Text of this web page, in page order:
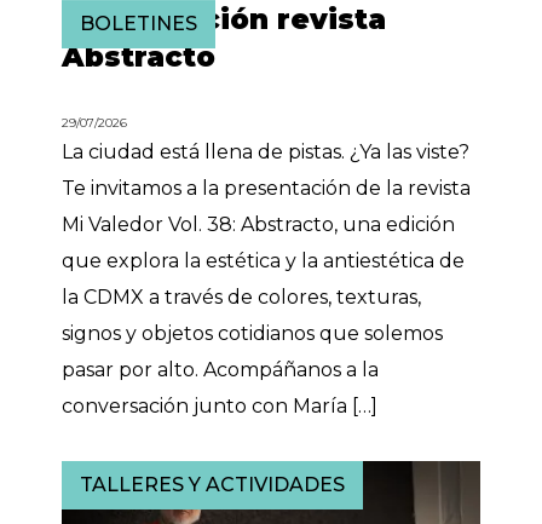
BOLETINES
Presentación revista
Abstracto
29/07/2026
La ciudad está llena de pistas. ¿Ya las viste?
Te invitamos a la presentación de la revista
Mi Valedor Vol. 38: Abstracto, una edición
que explora la estética y la antiestética de
la CDMX a través de colores, texturas,
signos y objetos cotidianos que solemos
pasar por alto. Acompáñanos a la
conversación junto con María […]
TALLERES Y ACTIVIDADES